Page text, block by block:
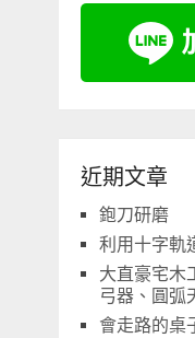
近期文章
鉋刀研磨
利用十字軌
大直豪宅木
弓器、圓弧
會走路的桌